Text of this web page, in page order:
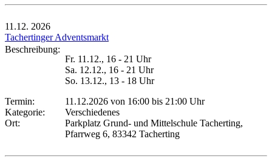
11.12. 2026
Tachertinger Adventsmarkt
Beschreibung:
Fr. 11.12., 16 - 21 Uhr
Sa. 12.12., 16 - 21 Uhr
So. 13.12., 13 - 18 Uhr
Termin:
11.12.2026 von 16:00 bis 21:00 Uhr
Kategorie:
Verschiedenes
Ort:
Parkplatz Grund- und Mittelschule Tacherting,
Pfarrweg 6, 83342 Tacherting